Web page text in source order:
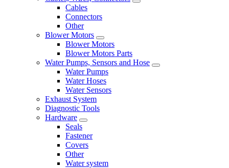
Cables
Connectors
Other
Blower Motors
Blower Motors
Blower Motors Parts
Water Pumps, Sensors and Hose
Water Pumps
Water Hoses
Water Sensors
Exhaust System
Diagnostic Tools
Hardware
Seals
Fastener
Covers
Other
Water system